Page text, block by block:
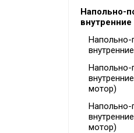
Напольно-
внутренние
Напольно-
Напольно-
мотор)
Напольно-
мотор)